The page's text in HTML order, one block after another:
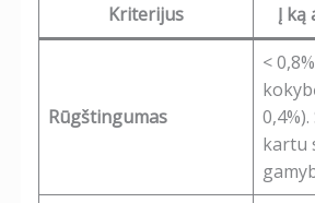
Kriterijus Į ką
Rūgštingumas
<
kartu